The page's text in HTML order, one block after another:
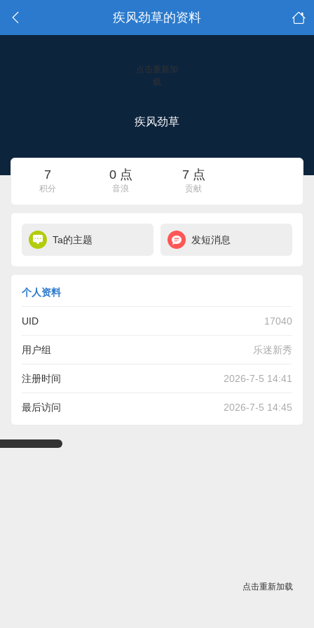
疾风劲草的资料
点击重新加
载
疾风劲草
7
积分
0 点
音浪
7 点
贡献
Ta的主题 发短消息
个人资料
UID 17040
用户组 乐迷新秀
注册时间 2026-7-5 14:41
最后访问 2026-7-5 14:45
点击重新加载